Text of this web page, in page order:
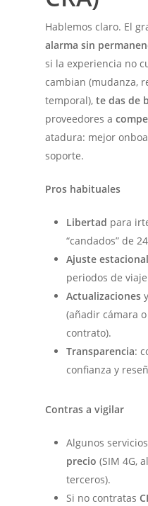
Hablemos claro. El
alarma sin
si la experiencia no
cambian (mudanza,
temporal),te das de
proveedores a
atadura: mejor
soporte.
Pros habituales
Libertad para
“candados” de
Ajuste estacional
periodos de
Actualizaciones
(añadir cámara
contrato).
Transparencia:
confianza y
Contras a vigilar
Algunos
precio (SIM 4G,
terceros).
Si no contratas